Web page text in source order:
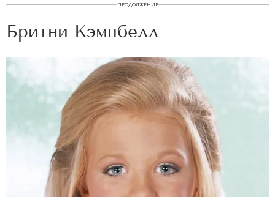
ПРОДОЛЖЕНИЕ
Бритни Кэмпбелл